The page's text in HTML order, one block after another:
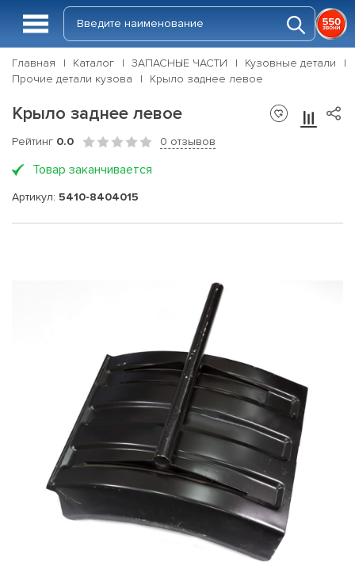
Главная Каталог ЗАПАСНЫЕ ЧАСТИ
Кузовные детали
Прочие детали кузова
Крыло заднее левое
Крыло заднее левое
Рейтинг 0.0 0 отзывов
Товар заканчивается
Артикул: 5410-8404015